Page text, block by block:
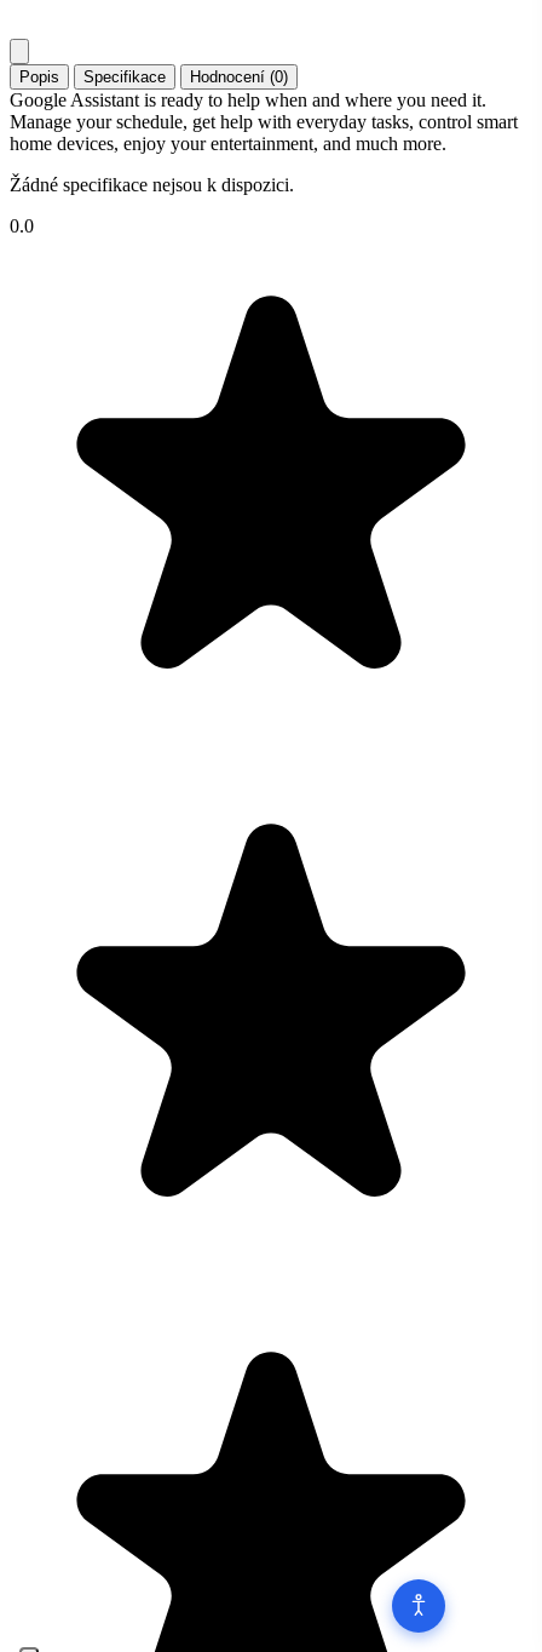
Popis Specifikace Hodnocení (0)
Google Assistant is ready to help when and where you need it.
Manage your schedule, get help with everyday tasks, control smart
home devices, enjoy your entertainment, and much more.
Žádné specifikace nejsou k dispozici.
0.0